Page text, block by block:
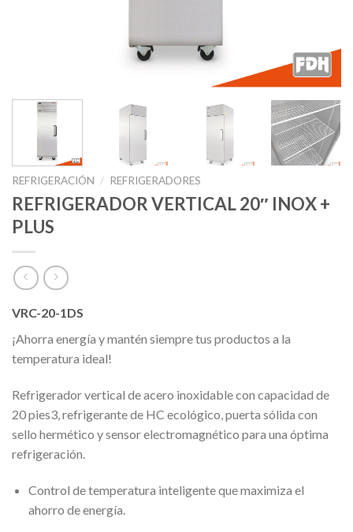
REFRIGERACIÓN / REFRIGERADORES
REFRIGERADOR VERTICAL 20″ INOX +
PLUS
VRC-20-1DS
¡Ahorra energía y mantén siempre tus productos a la
temperatura ideal!
Refrigerador vertical de acero inoxidable con capacidad de
20 pies3, refrigerante de HC ecológico, puerta sólida con
sello hermético y sensor electromagnético para una óptima
refrigeración.
Control de temperatura inteligente que maximiza el
ahorro de energía.